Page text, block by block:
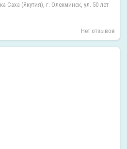
Саха (Якутия), г. Олекминск, ул. 50 лет
Нет отзывов